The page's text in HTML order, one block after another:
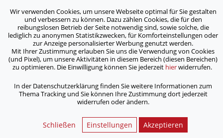
ASB Bonn/Rhein-Sieg/Eifel e.V.
bewegt Menschen
Home / Aktuelles / Zukünftige Schulsanitäter aufgepasst!
Zukünftige Schulsanitäter
aufgepasst!
Wir verwenden Cookies, um unsere Webseite optimal für Sie gestalten
und verbessern zu können. Dazu zählen Cookies, die für den
reibungslosen Betrieb der Seite notwendig sind, sowie solche, die
lediglich zu anonymen Statistikzwecken, für Komforteinstellungen oder
zur Anzeige personalisierter Werbung genutzt werden.
Mit Ihrer Zustimmung erlauben Sie uns die Verwendung von Cookies
(und Pixel), um unsere Aktivitäten in diesem Bereich (diesen Bereichen)
zu optimieren. Die Einwilligung können Sie jederzeit hierwiderrufen.
In der Datenschutzerklärung finden Sie weitere Informationen zum
Thema Tracking und Sie können Ihre Zustimmung dort jederzeit
widerrufen oder ändern.
Schließen Einstellungen Akzeptieren